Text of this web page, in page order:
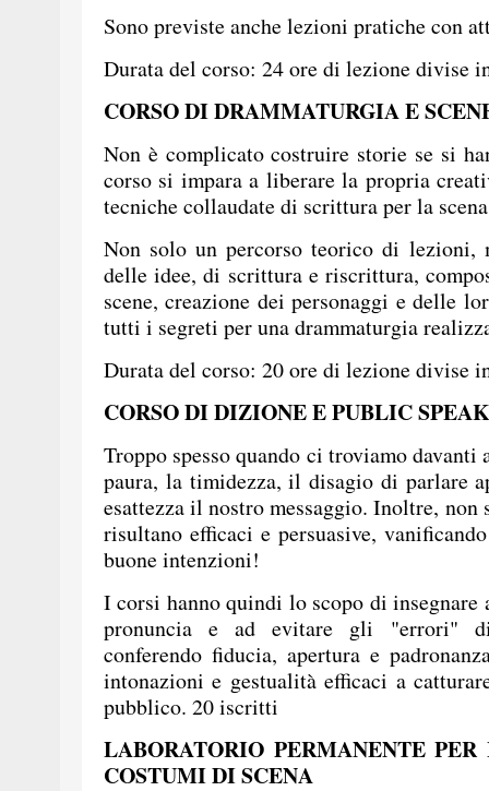
Sono previste anche lezioni pratiche con
Durata del corso: 24 ore di lezione divise
CORSO DI DRAMMATURGIA E
Non è complicato costruire storie se si
corso si impara a liberare la propria
tecniche collaudate di scrittura per la
Non solo un percorso teorico di lezioni,
delle idee, di scrittura e riscrittura,
scene, creazione dei personaggi e delle
tutti i segreti per una drammaturgia
Durata del corso: 20 ore di lezione divise
CORSO DI DIZIONE E PUBLIC
Troppo spesso quando ci troviamo
paura, la timidezza, il disagio di parlare
esattezza il nostro messaggio. Inoltre, non
risultano efficaci e persuasive,
buone intenzioni!
I corsi hanno quindi lo scopo di insegnare
pronuncia e ad evitare gli "errori" di
conferendo fiducia, apertura e
intonazioni e gestualità efficaci a
pubblico. 20 iscritti
LABORATORIO PERMANENTE
COSTUMI DI SCENA